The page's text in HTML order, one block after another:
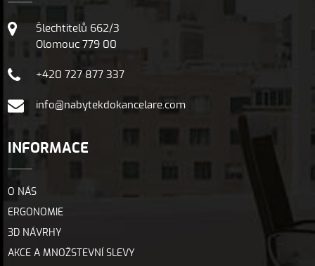
Šlechtitelů 662/3
Olomouc 779 00
+420 727 877 337
info@nabytekdokancelare.com
INFORMACE
O NÁS
ERGONOMIE
3D NÁVRHY
AKCE A MNOŽSTEVNÍ SLEVY